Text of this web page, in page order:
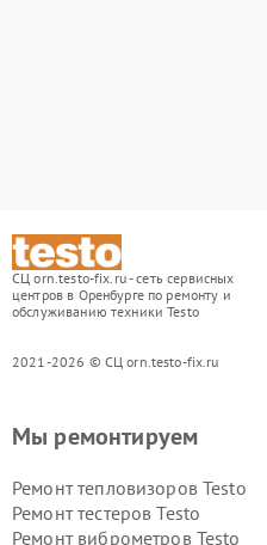
СЦ orn.testo-fix.ru - сеть сервисных
центров в Оренбурге по ремонту и
обслуживанию техники Testo
2021-2026 © СЦ orn.testo-fix.ru
Мы ремонтируем
Ремонт тепловизоров Testo
Ремонт тестеров Testo
Ремонт виброметров Testo